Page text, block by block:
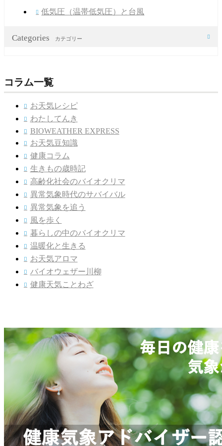
 低気圧（温帯低気圧）と台風
Categories カテゴリー 
コラム一覧
 お天気レシピ
 わたしてんき
 BIOWEATHER EXPRESS
 お天気豆知識
 健康コラム
 生きもの歳時記
 高齢化社会のバイオクリマ
 異常気象時代のサバイバル
 異常気象を追う
 風を歩く
 暮らしの中のバイオクリマ
 温暖化と生きる
 お天気アロマ
 バイオウェザー川柳
 健康天気ことわざ